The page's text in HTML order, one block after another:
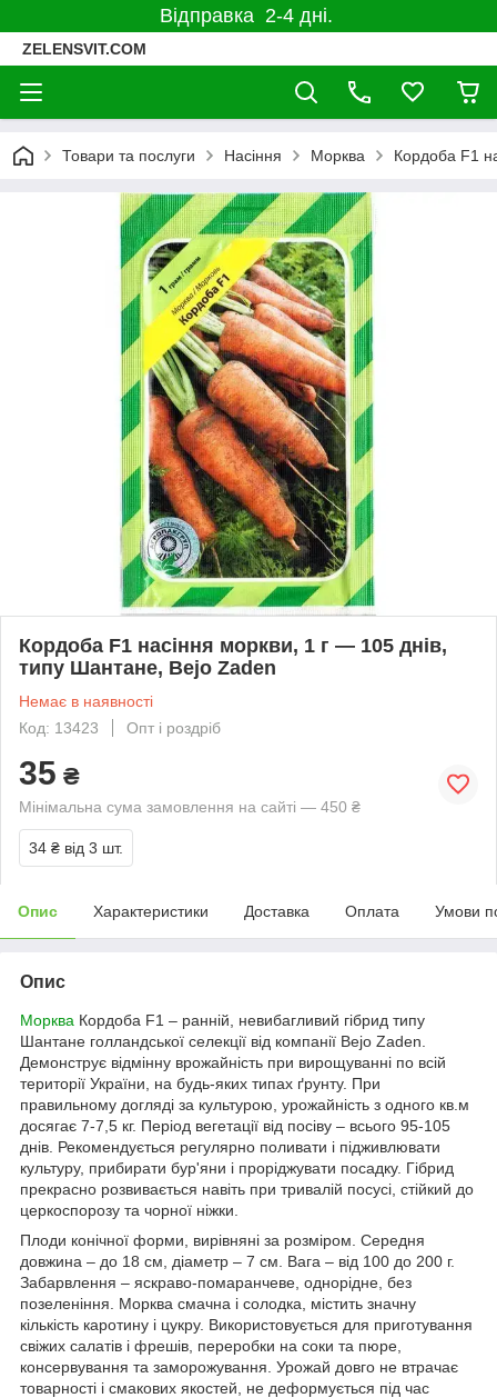
Відправка 2-4 дні.
ZELENSVIT.COM
Товари та послуги Насіння Морква Кордоба F1
Кордоба F1 насіння моркви, 1 г — 105 днів,
типу Шантане, Bejo Zaden
Немає в наявності
Код: 13423
Опт і роздріб
35 ₴
Мінімальна сума замовлення на сайті — 450 ₴
34 ₴ від 3 шт.
Опис Характеристики Доставка Оплата Умови
Опис
Морква Кордоба F1 – ранній, невибагливий гібрид типу
Шантане голландської селекції від компанії Bejo Zaden.
Демонструє відмінну врожайність при вирощуванні по всій
території України, на будь-яких типах ґрунту. При
правильному догляді за культурою, урожайність з одного кв.м
досягає 7-7,5 кг. Період вегетації від посіву – всього 95-105
днів. Рекомендується регулярно поливати і підживлювати
культуру, прибирати бур'яни і проріджувати посадку. Гібрид
прекрасно розвивається навіть при тривалій посусі, стійкий до
церкоспорозу та чорної ніжки.
Плоди конічної форми, вирівняні за розміром. Середня
довжина – до 18 см, діаметр – 7 см. Вага – від 100 до 200 г.
Забарвлення – яскраво-помаранчеве, однорідне, без
позеленіння. Морква смачна і солодка, містить значну
кількість каротину і цукру. Використовується для приготування
свіжих салатів і фрешів, переробки на соки та пюре,
консервування та заморожування. Урожай довго не втрачає
товарності і смакових якостей, не деформується під час